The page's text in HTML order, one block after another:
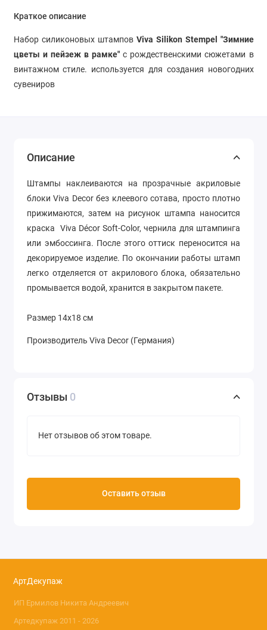
Краткое описание
Набор силиконовых штампов Viva Silikon Stempel "Зимние
цветы и пейзеж в рамке" с рождественскими сюжетами в
винтажном стиле. используется для создания новогодних
сувениров
Описание
Штампы наклеиваются на прозрачные акриловые
блоки Viva Decor без клеевого сотава, просто плотно
прижимаются, затем на рисунок штампа наносится
краска Viva Décor Soft-Color, чернила для штампинга
или эмбоссинга. После этого оттиск переносится на
декорируемое изделие. По окончании работы штамп
легко отделяется от акрилового блока, обязательно
промывается водой, хранится в закрытом пакете.
Размер 14х18 см
Производитель Viva Decor (Германия)
Отзывы 0
Нет отзывов об этом товаре.
Оставить отзыв
АртДекупаж
ИП Ермилов Никита Андреевич
Артедкупаж 2011 - 2026